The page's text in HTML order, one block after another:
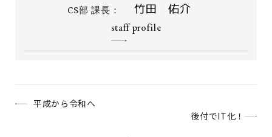
CS部 課長：
staff profile
平成から令和へ
後付でIT化！